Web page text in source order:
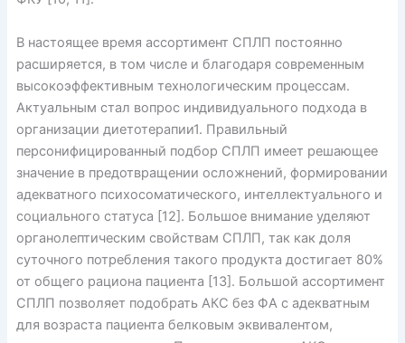
В настоящее время ассортимент СПЛП постоянно
расширяется, в том числе и благодаря современным
высокоэффективным технологическим процессам.
Актуальным стал вопрос индивидуального подхода в
организации диетотерапии1. Правильный
персонифицированный подбор СПЛП имеет решающее
значение в предотвращении осложнений, формировании
адекватного психосоматического, интеллектуального и
социального статуса [12]. Большое внимание уделяют
органолептическим свойствам СПЛП, так как доля
суточного потребления такого продукта достигает 80%
от общего рациона пациента [13]. Большой ассортимент
СПЛП позволяет подобрать АКС без ФА с адекватным
для возраста пациента белковым эквивалентом,